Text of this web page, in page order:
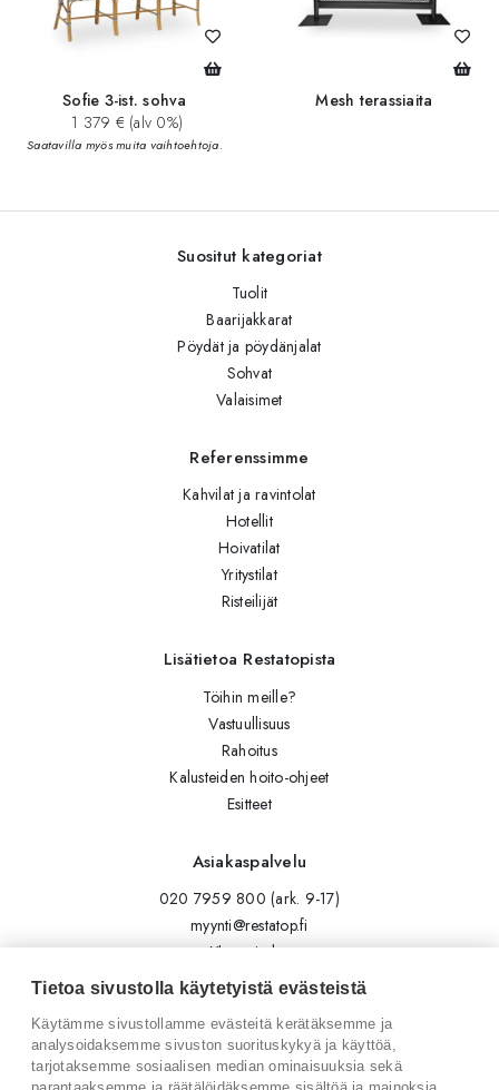
Sofie 3-ist. sohva
1 379 € (alv 0%)
Saatavilla myös muita vaihtoehtoja.
Mesh terassiaita
Suositut kategoriat
Tuolit
Baarijakkarat
Pöydät ja pöydänjalat
Sohvat
Valaisimet
Referenssimme
Kahvilat ja ravintolat
Hotellit
Hoivatilat
Yritystilat
Risteilijät
Lisätietoa Restatopista
Töihin meille?
Vastuullisuus
Rahoitus
Kalusteiden hoito-ohjeet
Esitteet
Asiakaspalvelu
020 7959 800 (ark. 9-17)
myynti@restatop.fi
Yhteystiedot
Lähetä viesti
Seuraa meitä
Tilaa uutiskirje
Tietoa sivustolla käytetyistä evästeistä
Käytämme sivustollamme evästeitä kerätäksemme ja
analysoidaksemme sivuston suorituskykyä ja käyttöä,
tarjotaksemme sosiaalisen median ominaisuuksia sekä